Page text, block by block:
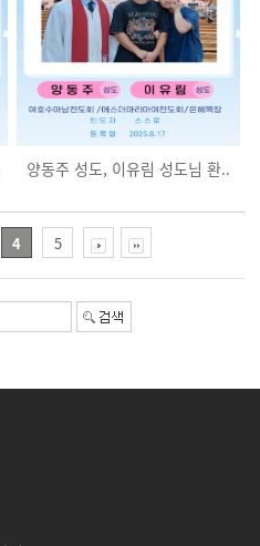
양동주 성도, 이유림 성도님 환..
4 5